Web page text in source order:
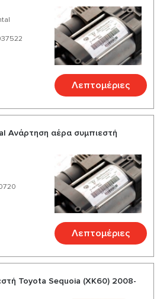
Λεπτομέριες
Ανάρτηση αέρα συμπιεστή
Λεπτομέριες
Toyota Sequoia (XK60) 2008-